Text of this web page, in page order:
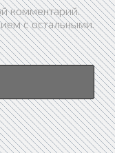
комментарий.
с остальными.